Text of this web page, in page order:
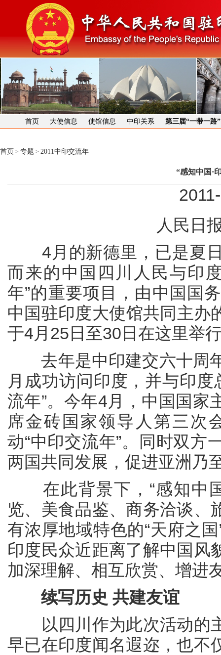
首页 大使信息 使馆信息 中印关系 第三届“一带一路
首页 > 专题 > 2011中印交流年
“感知中国·
人民日报驻
4月的新德里，已是夏日
而来的中国四川人民与印
年”的重要项目，由中国国
中国驻印度大使馆共同主
于4月25日至30日在这里举
去年是中印建交六十周年
月成功访问印度，并与印
流年”。今年4月，中国国家
席金砖国家领导人第三次
动“中印交流年”。同时双方
两国共同发展，促进亚洲乃
在此背景下，“感知中国
览、美食品鉴、商务洽谈、
有浓厚地域特色的“天府之
印度民众近距离了解中国风
加深理解、相互欣赏、增进
续写历史 共建友谊
以四川作为此次活动的
早已在印度闻名遐迩，也不